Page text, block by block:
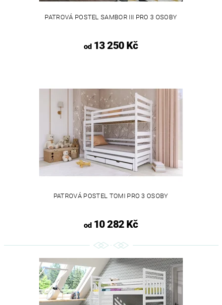
PATROVÁ POSTEL SAMBOR III PRO 3 OSOBY
od13 250 Kč
PATROVÁ POSTEL TOMI PRO 3 OSOBY
od10 282 Kč